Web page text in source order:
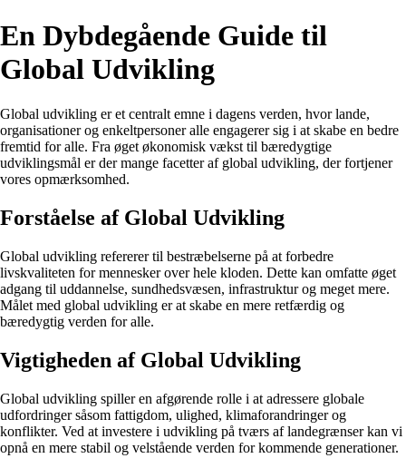
En Dybdegående Guide til
Global Udvikling
Global udvikling er et centralt emne i dagens verden, hvor lande,
organisationer og enkeltpersoner alle engagerer sig i at skabe en bedre
fremtid for alle. Fra øget økonomisk vækst til bæredygtige
udviklingsmål er der mange facetter af global udvikling, der fortjener
vores opmærksomhed.
Forståelse af Global Udvikling
Global udvikling refererer til bestræbelserne på at forbedre
livskvaliteten for mennesker over hele kloden. Dette kan omfatte øget
adgang til uddannelse, sundhedsvæsen, infrastruktur og meget mere.
Målet med global udvikling er at skabe en mere retfærdig og
bæredygtig verden for alle.
Vigtigheden af Global Udvikling
Global udvikling spiller en afgørende rolle i at adressere globale
udfordringer såsom fattigdom, ulighed, klimaforandringer og
konflikter. Ved at investere i udvikling på tværs af landegrænser kan vi
opnå en mere stabil og velstående verden for kommende generationer.